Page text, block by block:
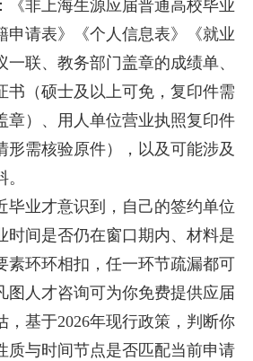
非上海生源应届普通高校毕业
申请表》《个人信息表》《就业
联、教务部门盖章的成绩单、
书（硕士及以上可免，复印件需
章）、用人单位营业执照复印件
形需核验原件），以及可能涉及
业才意识到，自己的签约单位
时间是否仍在窗口期内、材料是
素环环相扣，任一环节疏漏都可
图人才咨询可为你免费提供应届
，基于2026年现行政策，判断你
质与时间节点是否匹配当前申请